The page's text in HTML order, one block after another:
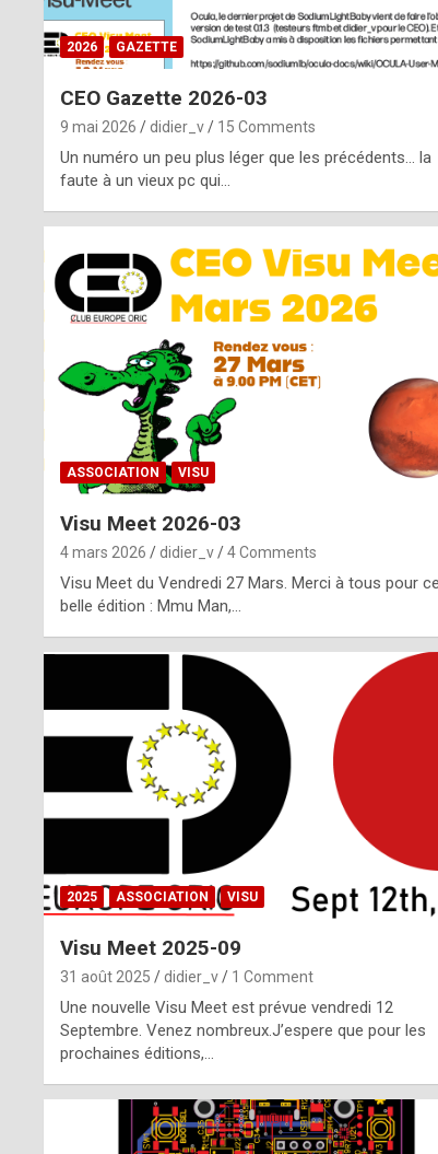
m
2026 GAZETTE
CEO Gazette 2026-03
9 mai 2026 didier_v 15 Comments
Un numéro un peu plus léger que les précédents… la
faute à un vieux pc qui…
ASSOCIATION VISU
Visu Meet 2026-03
4 mars 2026 didier_v 4 Comments
Visu Meet du Vendredi 27 Mars. Merci à tous pour
belle édition : Mmu Man,…
2025 ASSOCIATION VISU
Visu Meet 2025-09
31 août 2025 didier_v 1 Comment
Une nouvelle Visu Meet est prévue vendredi 12
Septembre. Venez nombreux.J’espere que pour les
prochaines éditions,…